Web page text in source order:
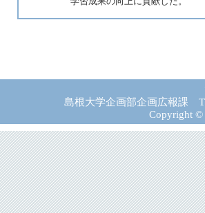
島根大学企画部企画広報課
Copyright ©